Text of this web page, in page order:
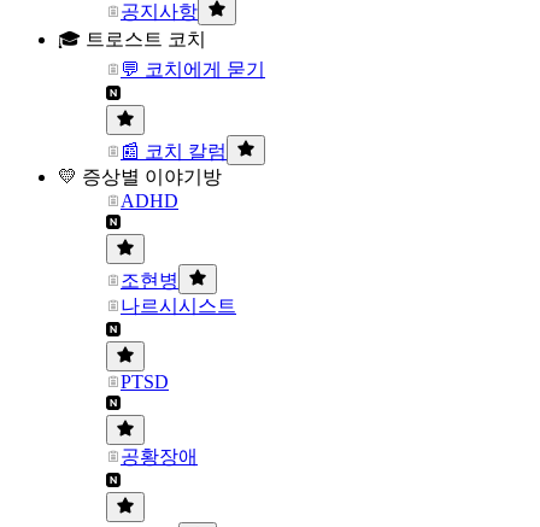
공지사항
🎓 트로스트 코치
💬 코치에게 묻기
📰 코치 칼럼
💛 증상별 이야기방
ADHD
조현병
나르시시스트
PTSD
공황장애